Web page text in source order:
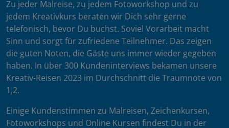
Zu jeder Malreise, zu jedem Fotoworkshop und zu
jedem Kreativkurs beraten wir Dich sehr gerne
telefonisch, bevor Du buchst. Soviel Vorarbeit macht
Sinn und sorgt für zufriedene Teilnehmer. Das zeigen
die guten Noten, die Gäste uns immer wieder gegeben
haben. In über 300 Kundeninterviews bekamen unsere
Kreativ-Reisen 2023 im Durchschnitt die Traumnote von
1,2.
Einige Kundenstimmen zu Malreisen, Zeichenkursen,
Fotoworkshops und Online Kursen findest Du in der